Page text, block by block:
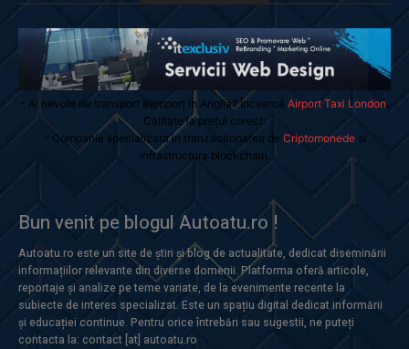
- Ai nevoie de transport aeroport in Anglia? Încearcă Airport Taxi London
Calitate la prețul corect.
- Companie specializata in tranzactionarea de Criptomonedesi
infrastructura blockchain.
Bun venit pe blogul Autoatu.ro !
Autoatu.ro este un site de știri și blog de actualitate, dedicat diseminării
informațiilor relevante din diverse domenii. Platforma oferă articole,
reportaje și analize pe teme variate, de la evenimente recente la
subiecte de interes specializat. Este un spațiu digital dedicat informării
și educației continue. Pentru orice întrebări sau sugestii, ne puteți
contacta la: contact [at] autoatu.ro